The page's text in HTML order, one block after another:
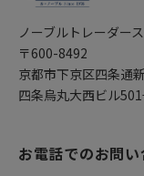
ノーブルトレーダー
〒600-8492
京都市下京区四条通
四条烏丸大西ビル
お電話でのお問い